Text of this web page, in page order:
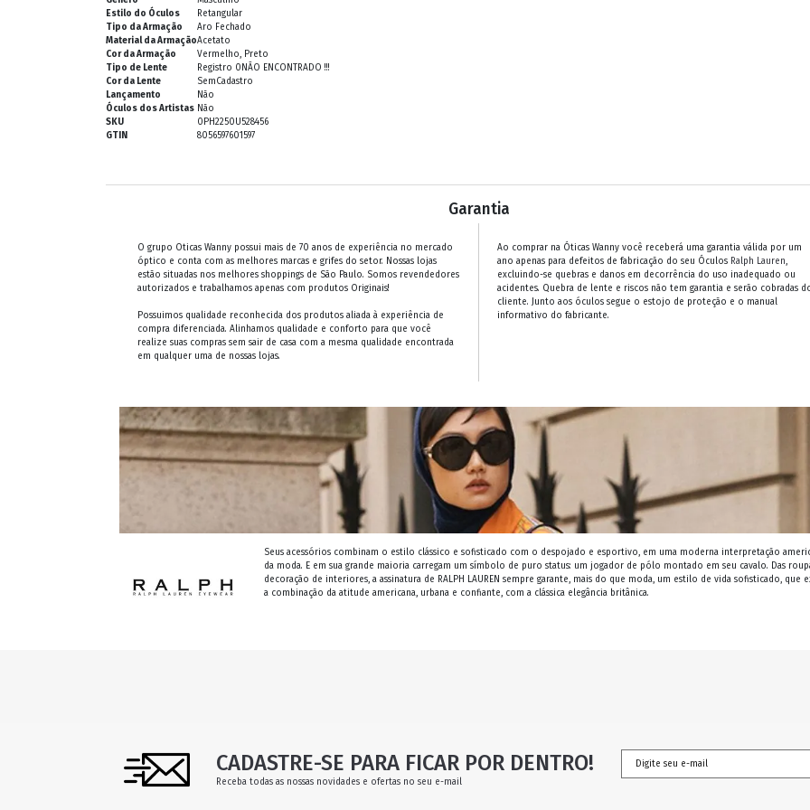
Estilo do Óculos
Retangular
Tipo da Armação
Aro Fechado
Material da ArmaçãoAcetato
Cor da Armação
Vermelho, Preto
Tipo de Lente
Registro 0NÃO ENCONTRADO !!!
Cor da Lente
SemCadastro
Lançamento
Não
Óculos dos Artistas Não
SKU
0PH2250U528456
GTIN
8056597601597
Garantia
O grupo Oticas Wanny possui mais de 70 anos de experiência no mercado
óptico e conta com as melhores marcas e grifes do setor. Nossas lojas
estão situadas nos melhores shoppings de São Paulo. Somos revendedores
autorizados e trabalhamos apenas com produtos Originais!
Possuimos qualidade reconhecida dos produtos aliada à experiência de
compra diferenciada. Alinhamos qualidade e conforto para que você
realize suas compras sem sair de casa com a mesma qualidade encontrada
em qualquer uma de nossas lojas.
Ao comprar na Óticas Wanny você receberá uma garantia válida por um
ano apenas para defeitos de fabricação do seu Óculos Ralph Lauren,
excluindo-se quebras e danos em decorrência do uso inadequado ou
acidentes. Quebra de lente e riscos não tem garantia e serão cobradas
cliente. Junto aos óculos segue o estojo de proteção e o manual
informativo do fabricante.
Seus acessórios combinam o estilo clássico e sofisticado com o despojado e esportivo, em uma moderna interpretação
da moda. E em sua grande maioria carregam um símbolo de puro status: um jogador de pólo montado em seu cavalo. Das
decoração de interiores, a assinatura de RALPH LAUREN sempre garante, mais do que moda, um estilo de vida sofisticado, que
a combinação da atitude americana, urbana e confiante, com a clássica elegância britânica.
CADASTRE-SE PARA FICAR POR DENTRO!
Receba todas as nossas novidades e ofertas no seu e-mail